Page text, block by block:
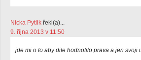
Nicka Pytlik řekl(a)...
9. října 2013 v 11:50
jde mi o to aby dite hodnotilo prava a jen svoji